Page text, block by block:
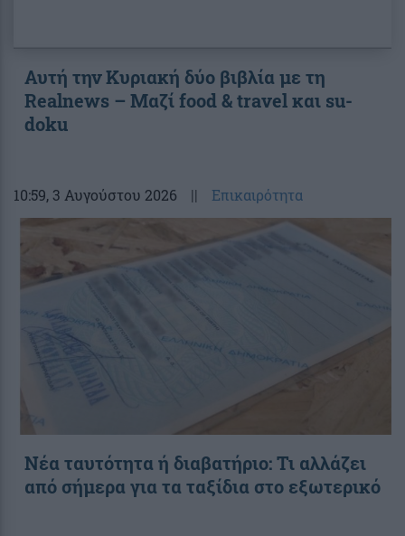
Αυτή την Κυριακή δύο βιβλία με τη
Realnews – Μαζί food & travel και su-
doku
10:59, 3 Αυγούστου 2026 || Επικαιρότητα
Νέα ταυτότητα ή διαβατήριο: Τι αλλάζει
από σήμερα για τα ταξίδια στο εξωτερικό